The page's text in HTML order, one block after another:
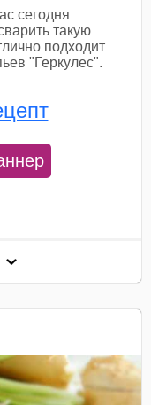
сегодня
такую
подходит
"Геркулес".